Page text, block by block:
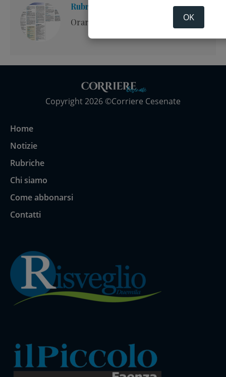
Rubrica: Orari delle messe
Orari delle messe
Copyright 2026 ©Corriere Cesenate
Home
Notizie
Rubriche
Chi siamo
Come abbonarsi
Contatti
OK